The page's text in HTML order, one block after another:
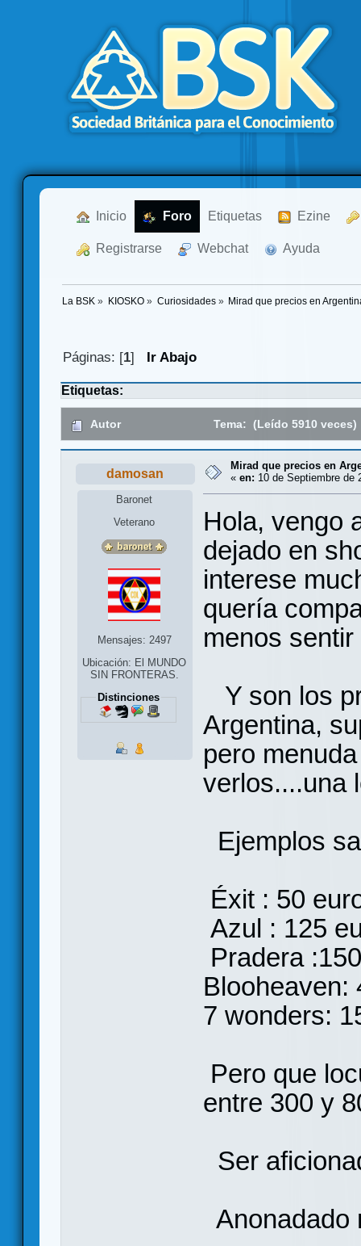
Inicio Foro Etiquetas Ezine
Registrarse Webchat Ayuda
La BSK » KIOSKO» Curiosidades» Mirad que precios en
Páginas: [1] Ir Abajo
Etiquetas:
Autor Tema: (Leído 5910 veces)
damosan
Baronet
Veterano
Mensajes: 2497
Ubicación: El MUNDO
SIN FRONTERAS.
Distinciones
Mirad que precios en
« en: 10 de Septiembre de
Hola, vengo
dejado en
interese
quería
menos
Y son los
Argentina,
pero
verlos....una
Ejemplos
Éxit : 50
Azul : 125
Pradera
Blooheaven:
7 wonders:
Pero que
entre 300 y
Ser
Anonadado